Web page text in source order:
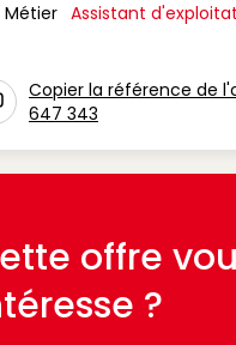
Métier Assistant
copy to clipboard
Copier la référence de
647 343
offre
?